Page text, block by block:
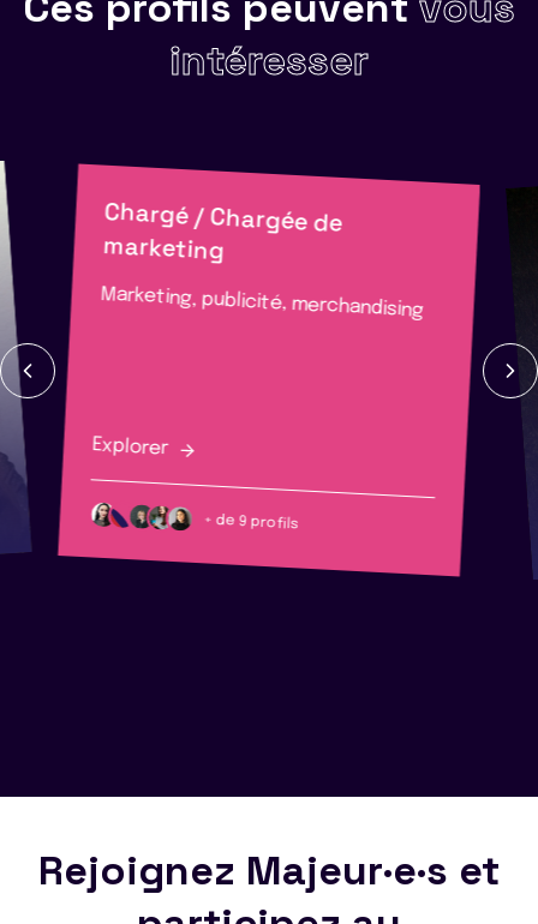
intéresser
Chargé / Chargée de
marketing
Marketing, publicité, merchandising
Explorer
+ de 9 profils
Rejoignez Majeur·e·s et